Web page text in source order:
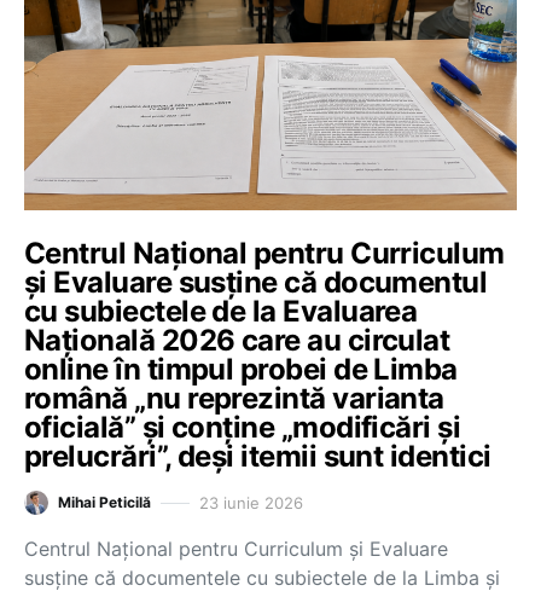
Centrul Național pentru Curriculum
și Evaluare susține că documentul
cu subiectele de la Evaluarea
Națională 2026 care au circulat
online în timpul probei de Limba
română „nu reprezintă varianta
oficială” și conține „modificări și
prelucrări”, deși itemii sunt identici
Mihai Peticilă 23 iunie 2026
Centrul Național pentru Curriculum și Evaluare
susține că documentele cu subiectele de la Limba și